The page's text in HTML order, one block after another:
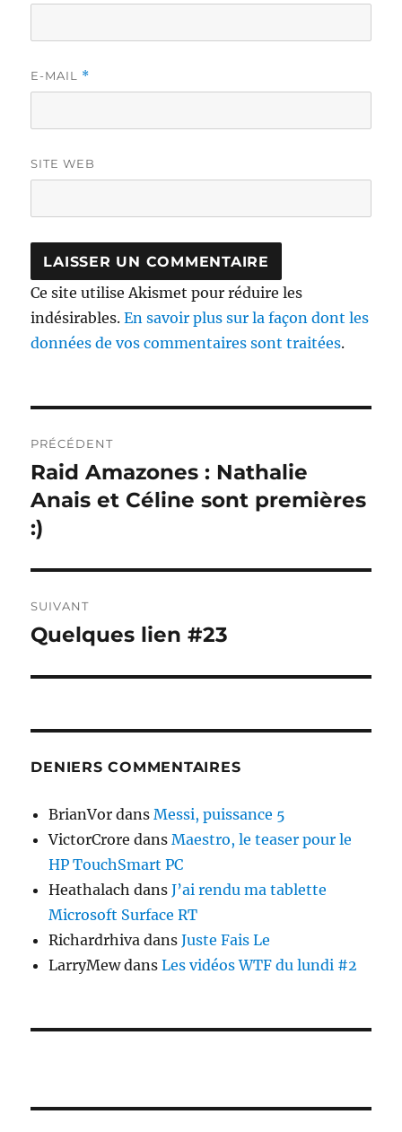
E-MAIL *
SITE WEB
Ce site utilise Akismet pour réduire les
indésirables.En savoir plus sur la façon dont les
données de vos commentaires sont traitées.
de
l’article
PRÉCÉDENT
Publication
précédente :
Raid Amazones : Nathalie
Anais et Céline sont premières
:)
SUIVANT
Publication
Quelques lien #23
DENIERS COMMENTAIRES
BrianVor dansMessi, puissance 5
VictorCrore dansMaestro, le teaser pour le
HP TouchSmart PC
Heathalach dansJ’ai rendu ma tablette
Microsoft Surface RT
Richardrhiva dansJuste Fais Le
LarryMewdansLes vidéos WTF du lundi #2